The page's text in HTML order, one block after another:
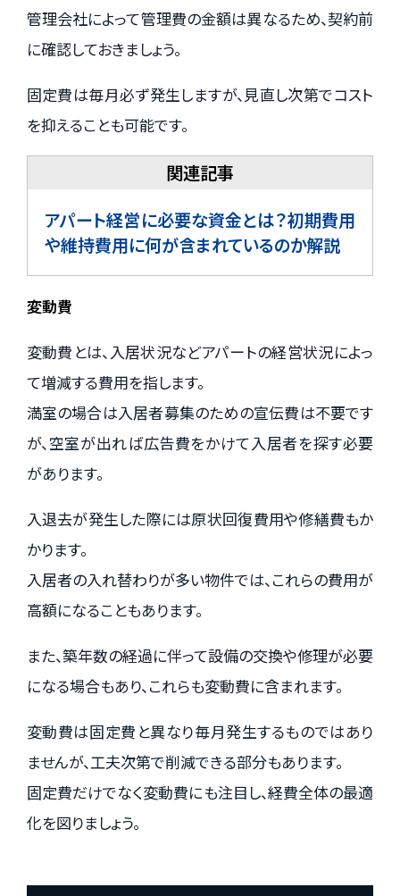
管理会社によって管理費の金額は異なるため、契約前
に確認しておきましょう。
固定費は毎月必ず発生しますが、見直し次第でコスト
を抑えることも可能です。
アパート経営に必要な資金とは？初期費用
や維持費用に何が含まれているのか解説
変動費
変動費とは、入居状況などアパートの経営状況によっ
て増減する費用を指します。
満室の場合は入居者募集のための宣伝費は不要です
が、空室が出れば広告費をかけて入居者を探す必要
があります。
入退去が発生した際には原状回復費用や修繕費もか
かります。
入居者の入れ替わりが多い物件では、これらの費用が
高額になることもあります。
また、築年数の経過に伴って設備の交換や修理が必要
になる場合もあり、これらも変動費に含まれます。
変動費は固定費と異なり毎月発生するものではあり
ませんが、工夫次第で削減できる部分もあります。
固定費だけでなく変動費にも注目し、経費全体の最適
化を図りましょう。